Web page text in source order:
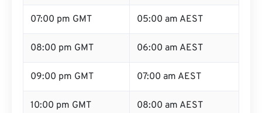
07:00 pm GMT 05:00 am AEST
08:00 pm GMT 06:00 am AEST
09:00 pm GMT 07:00 am AEST
10:00 pm GMT 08:00 am AEST